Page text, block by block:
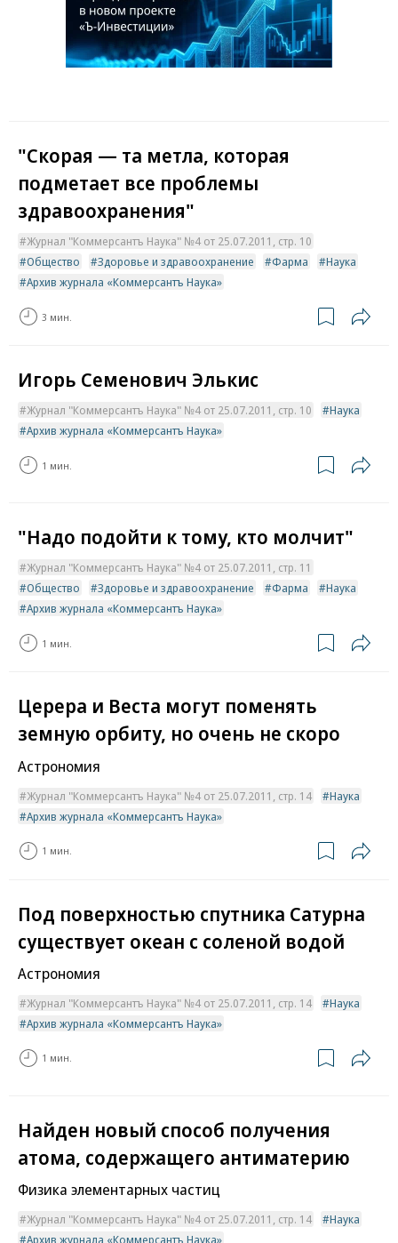
"Скорая — та метла, которая
подметает все проблемы
здравоохранения"
Журнал "Коммерсантъ Наука" №4 от 25.07.2011, стр. 10
Общество
Здоровье и здравоохранение Фарма
Наука
Архив журнала «Коммерсантъ Наука»
3 мин.
Игорь Семенович Элькис
Журнал "Коммерсантъ Наука" №4 от 25.07.2011, стр. 10
Наука
Архив журнала «Коммерсантъ Наука»
1 мин.
"Надо подойти к тому, кто молчит"
Журнал "Коммерсантъ Наука" №4 от 25.07.2011, стр. 11
Общество
Здоровье и здравоохранение Фарма
Наука
Архив журнала «Коммерсантъ Наука»
1 мин.
Церера и Веста могут поменять
земную орбиту, но очень не скоро
Астрономия
Журнал "Коммерсантъ Наука" №4 от 25.07.2011, стр. 14
Наука
Архив журнала «Коммерсантъ Наука»
1 мин.
Под поверхностью спутника Сатурна
существует океан с соленой водой
Астрономия
Журнал "Коммерсантъ Наука" №4 от 25.07.2011, стр. 14
Наука
Архив журнала «Коммерсантъ Наука»
1 мин.
Найден новый способ получения
атома, содержащего антиматерию
Физика элементарных частиц
Журнал "Коммерсантъ Наука" №4 от 25.07.2011, стр. 14
Наука
Архив журнала «Коммерсантъ Наука»